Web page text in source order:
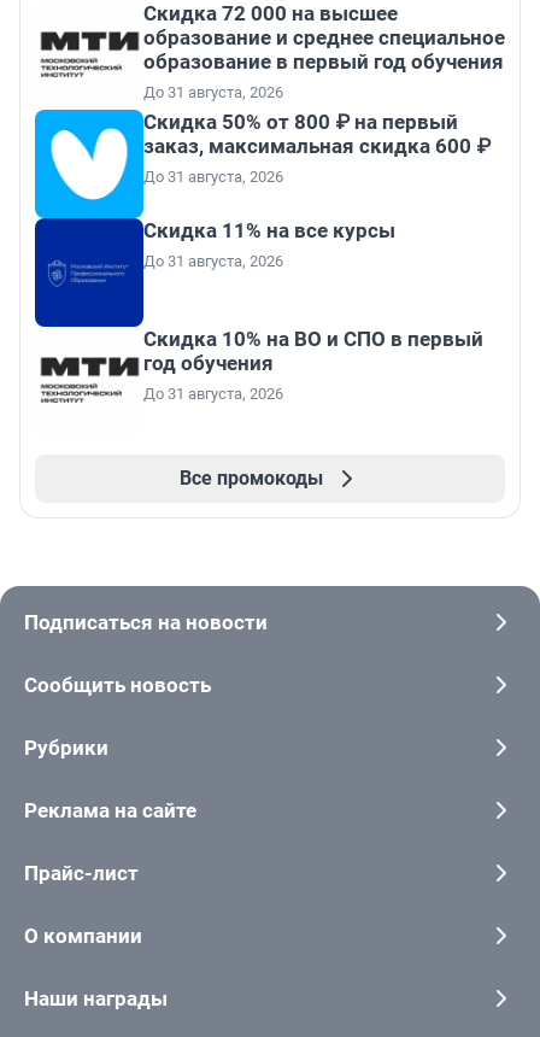
Скидка 72 000 на высшее
образование и среднее специальное
образование в первый год обучения
До 31 августа, 2026
Скидка 50% от 800 ₽ на первый
заказ, максимальная скидка 600 ₽
До 31 августа, 2026
Скидка 11% на все курсы
До 31 августа, 2026
Скидка 10% на ВО и СПО в первый
год обучения
До 31 августа, 2026
Все промокоды
Подписаться на новости
Сообщить новость
Рубрики
Реклама на сайте
Прайс-лист
О компании
Наши награды